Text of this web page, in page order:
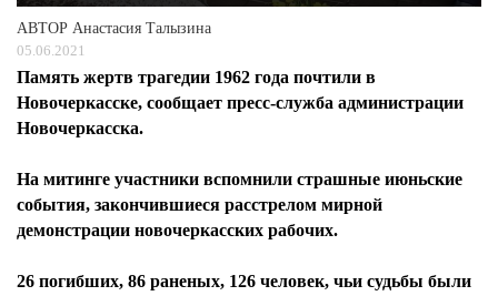
АВТОР Анастасия Талызина
05.06.2021
Память жертв трагедии 1962 года почтили в
Новочеркасске, сообщает пресс-служба администрации
Новочеркасска.
На митинге участники вспомнили страшные июньские
события, закончившиеся расстрелом мирной
демонстрации новочеркасских рабочих.
26 погибших, 86 раненых, 126 человек, чьи судьбы были